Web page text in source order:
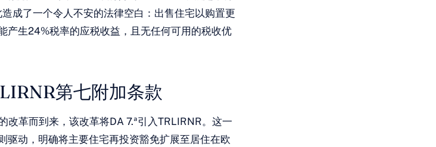
成了一个令人不安的法律空白：出售住宅以购置更
产生24%税率的应税收益，且无任何可用的税收优
第七附加条款
改革而到来，该改革将DA 7.ª引入TRLIRNR。这一
驱动，明确将主要住宅再投资豁免扩展至居住在欧